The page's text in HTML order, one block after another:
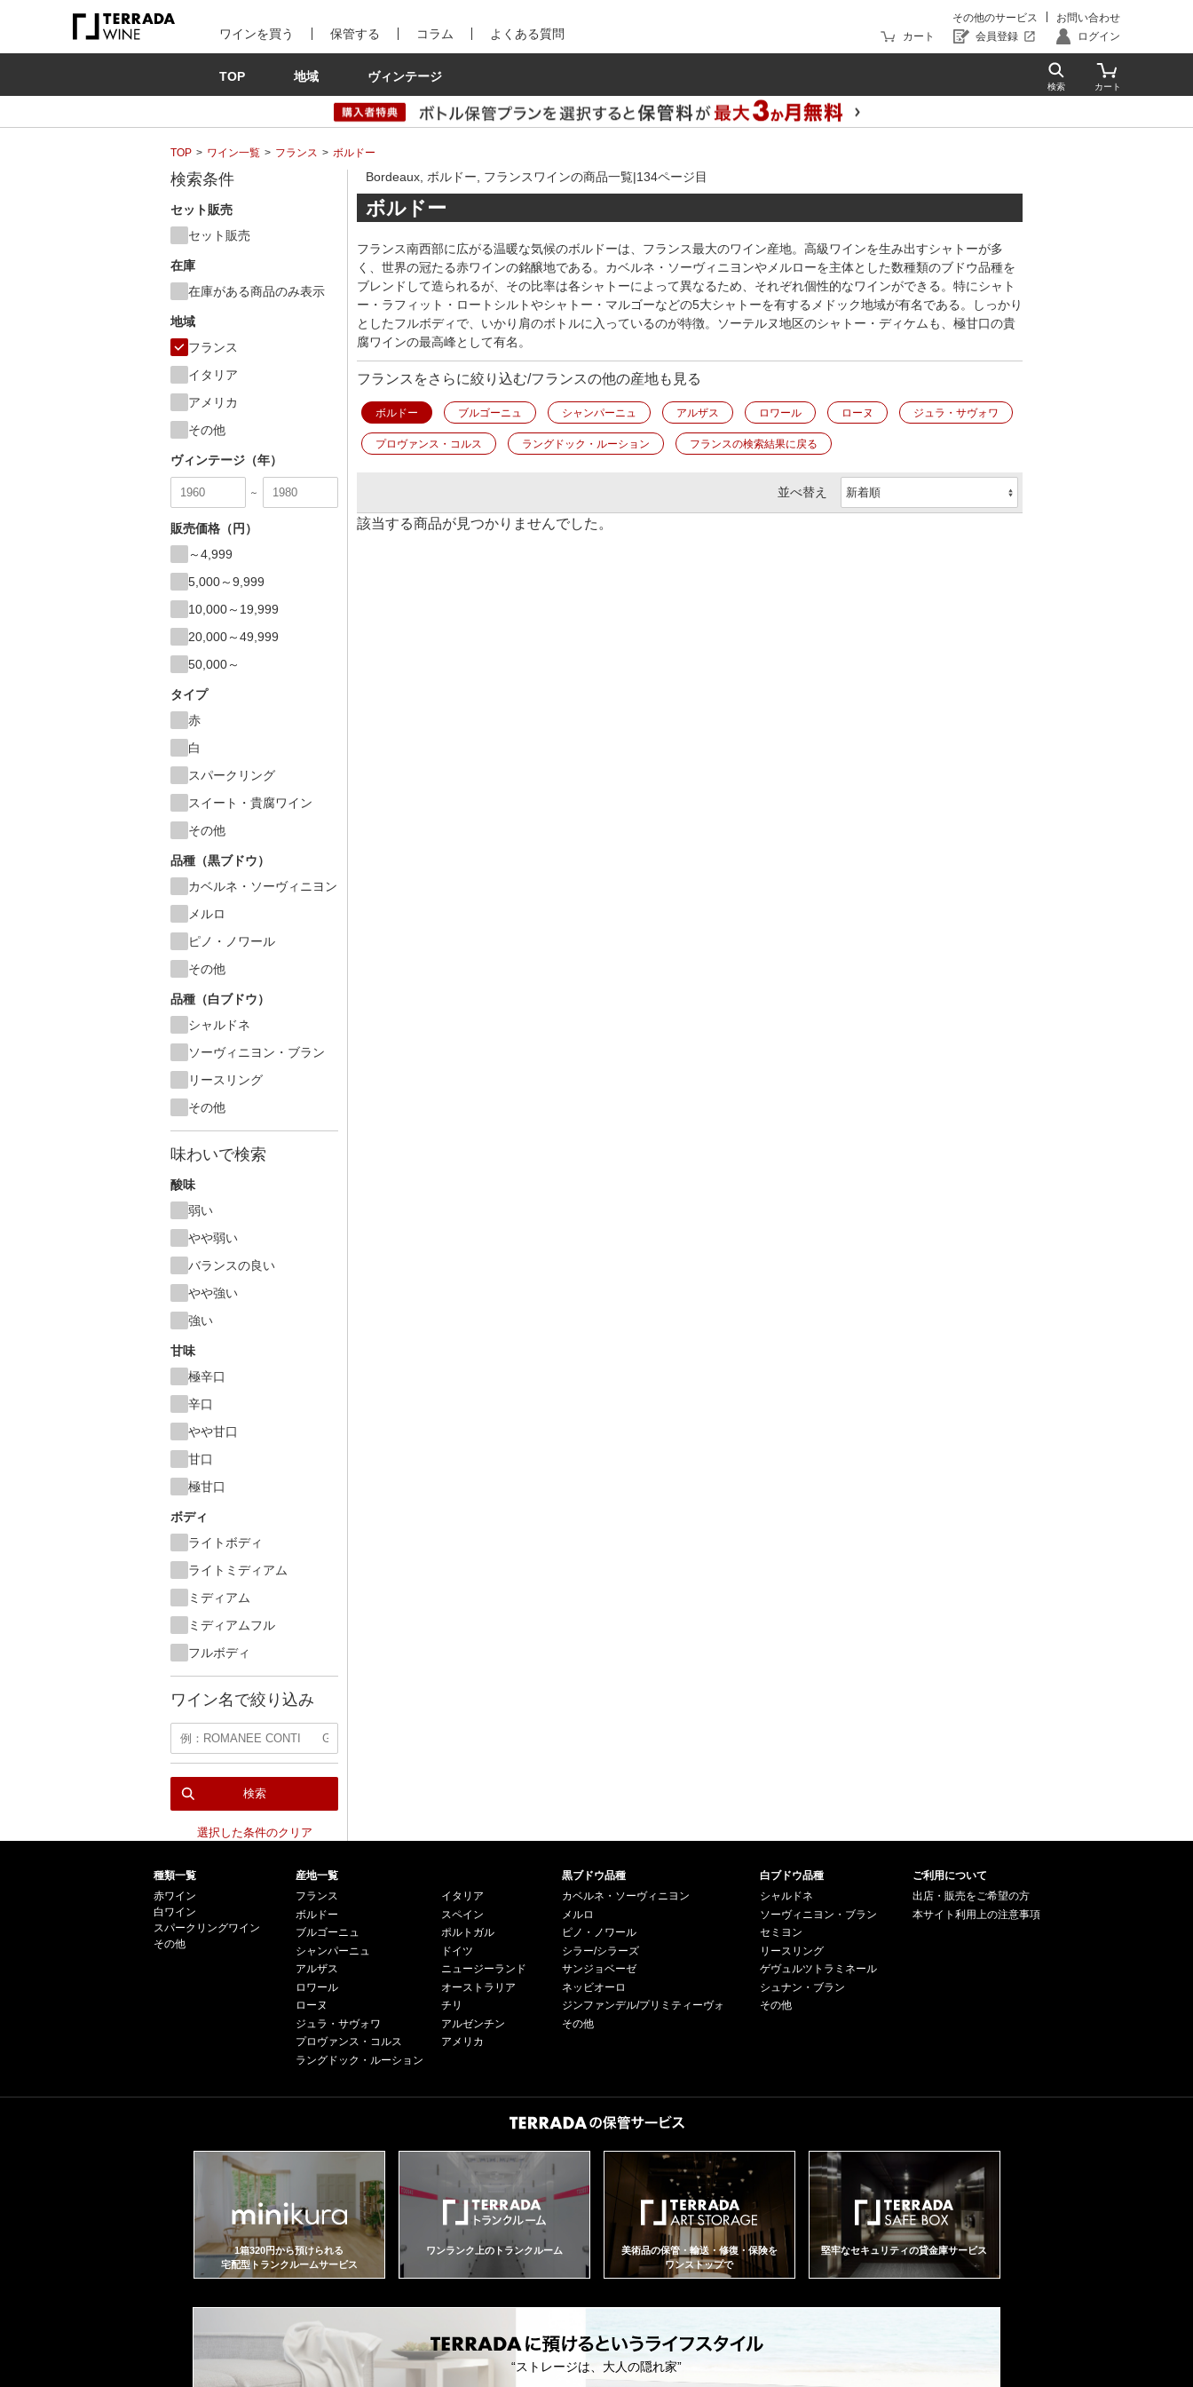
ワインを買う 保管する コラム よくある質問
その他のサービス
お問い合わせ
カート
会員登録 ログイン
TOP 地域 ヴィンテージ
TOP ワイン一覧 フランス ボルドー
検索条件
セット販売
セット販売
在庫
在庫がある商品のみ表示
地域
フランス
イタリア
アメリカ
その他
ヴィンテージ（年）
～
販売価格（円）
～4,999
5,000～9,999
10,000～19,999
20,000～49,999
50,000～
タイプ
赤
白
スパークリング
スイート・貴腐ワイン
その他
品種（黒ブドウ）
カベルネ・ソーヴィニヨン
メルロ
ピノ・ノワール
その他
品種（白ブドウ）
シャルドネ
ソーヴィニヨン・ブラン
リースリング
その他
味わいで検索
酸味
弱い
やや弱い
バランスの良い
やや強い
強い
甘味
極辛口
辛口
やや甘口
甘口
極甘口
ボディ
ライトボディ
ライトミディアム
ミディアム
ミディアムフル
フルボディ
ワイン名で絞り込み
検索
選択した条件のクリア
Bordeaux, ボルドー, フランスワインの商品一覧|134ページ目
ボルドー
フランス南西部に広がる温暖な気候のボルドーは、フランス最大のワイン産地。高級ワインを生み出すシャトーが多
く、世界の冠たる赤ワインの銘醸地である。カベルネ・ソーヴィニヨンやメルローを主体とした数種類のブドウ品種を
ブレンドして造られるが、その比率は各シャトーによって異なるため、それぞれ個性的なワインができる。特にシャト
ー・ラフィット・ロートシルトやシャトー・マルゴーなどの5大シャトーを有するメドック地域が有名である。しっかり
としたフルボディで、いかり肩のボトルに入っているのが特徴。ソーテルヌ地区のシャトー・ディケムも、極甘口の貴
腐ワインの最高峰として有名。
フランスをさらに絞り込む/フランスの他の産地も見る
ボルドー ブルゴーニュ シャンパーニュ アルザス ロワール ローヌ ジュラ・サヴォワ
プロヴァンス・コルス ラングドック・ルーション フランスの検索結果に戻る
並べ替え
該当する商品が見つかりませんでした。
種類一覧
赤ワイン
白ワイン
スパークリングワイン
その他
産地一覧
フランス
ボルドー
ブルゴーニュ
シャンパーニュ
アルザス
ロワール
ローヌ
ジュラ・サヴォワ
プロヴァンス・コルス
ラングドック・ルーション
イタリア
スペイン
ポルトガル
ドイツ
ニュージーランド
オーストラリア
チリ
アルゼンチン
アメリカ
黒ブドウ品種
カベルネ・ソーヴィニヨン
メルロ
ピノ・ノワール
シラー/シラーズ
サンジョベーゼ
ネッビオーロ
ジンファンデル/プリミティーヴォ
その他
白ブドウ品種
シャルドネ
ソーヴィニヨン・ブラン
セミヨン
リースリング
ゲヴュルツトラミネール
シュナン・ブラン
その他
ご利用について
出店・販売をご希望の方
本サイト利用上の注意事項
1箱320円から預けられる
宅配型トランクルームサービス
ワンランク上のトランクルーム
美術品の保管・輸送・修復・保険を
ワンストップで
堅牢なセキュリティの貸金庫サービス
“ストレージは、大人の隠れ家”